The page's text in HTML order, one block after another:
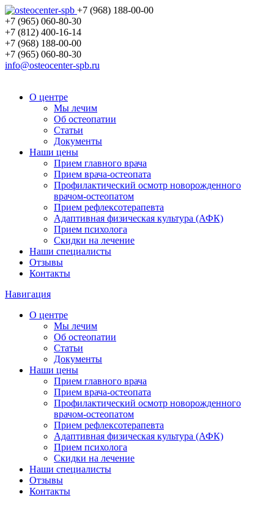
+7 (968) 188-00-00
+7 (965) 060-80-30
+7 (812) 400-16-14
+7 (968) 188-00-00
+7 (965) 060-80-30
info@osteocenter-spb.ru
О центре
Мы лечим
Об остеопатии
Статьи
Документы
Наши цены
Прием главного врача
Прием врача-остеопата
Профилактический осмотр новорожденного
врачом-остеопатом
Прием рефлексотерапевта
Адаптивная физическая культура (АФК)
Прием психолога
Скидки на лечение
Наши специалисты
Отзывы
Контакты
Навигация
О центре
Мы лечим
Об остеопатии
Статьи
Документы
Наши цены
Прием главного врача
Прием врача-остеопата
Профилактический осмотр новорожденного
врачом-остеопатом
Прием рефлексотерапевта
Адаптивная физическая культура (АФК)
Прием психолога
Скидки на лечение
Наши специалисты
Отзывы
Контакты